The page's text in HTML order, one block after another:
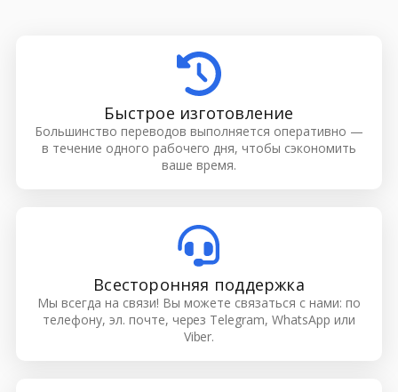
Быстрое изготовление
Большинство переводов выполняется оперативно —
в течение одного рабочего дня, чтобы сэкономить
ваше время.
Всесторонняя поддержка
Мы всегда на связи! Вы можете связаться с нами: по
телефону, эл. почте, через Telegram, WhatsApp или
Viber.